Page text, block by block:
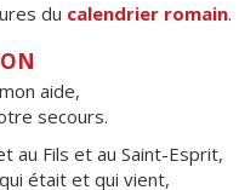
du calendrier romain.
aide,
secours.
au Fils et au Saint-Esprit,
était et qui vient,